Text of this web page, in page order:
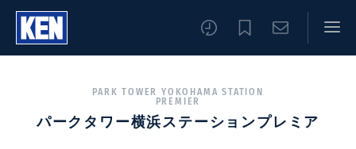
PARK TOWER YOKOHAMA STATION
PREMIER
パークタワー横浜ステーションプレミア